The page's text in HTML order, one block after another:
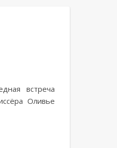
встреча
Оливье